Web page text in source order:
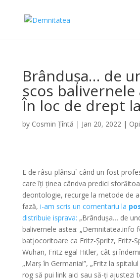
Brândușa… de
scos balivernele
În loc de drept
by Cosmin Țîntă | Jan 20, 2022|
E de râsu-plânsu` când un fost
care îți ținea cândva predici
deontologie, recurge la metode de
fază, i-am scris un comentariu la
distribuie isprava: „Brândușa… de
balivernele astea: „Demnitatea.info
batjocoritoare ca Fritz-Șpritz, Fritz-
Wuhan, Fritz egal Hitler, cât și
„Marș în Germania!”, „Fritz la
rog să pui link aici sau să-ți ajustezi